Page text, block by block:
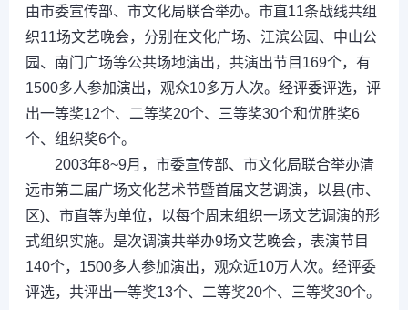
由市委宣传部、市文化局联合举办。市直11条战线共组
织11场文艺晚会，分别在文化广场、江滨公园、中山公
园、南门广场等公共场地演出，共演出节目169个，有
1500多人参加演出，观众10多万人次。经评委评选，评
出一等奖12个、二等奖20个、三等奖30个和优胜奖6
个、组织奖6个。
2003年8~9月，市委宣传部、市文化局联合举办清
远市第二届广场文化艺术节暨首届文艺调演，以县(市、
区)、市直等为单位，以每个周末组织一场文艺调演的形
式组织实施。是次调演共举办9场文艺晚会，表演节目
140个，1500多人参加演出，观众近10万人次。经评委
评选，共评出一等奖13个、二等奖20个、三等奖30个。